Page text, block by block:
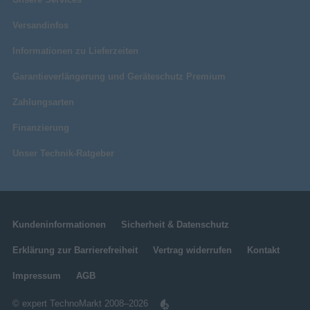
Versandinfos
Informationen zu Lieferzeiten
Garantieverlängerung und Geräteschutz Premium
Zahlungsarten
Finanzierung
Unser Technik-Ratgeber
Kundeninformationen Sicherheit & Datenschutz
Erklärung zur Barrierefreiheit Vertrag widerrufen Kontakt
Impressum AGB
© expert TechnoMarkt 2008–2026